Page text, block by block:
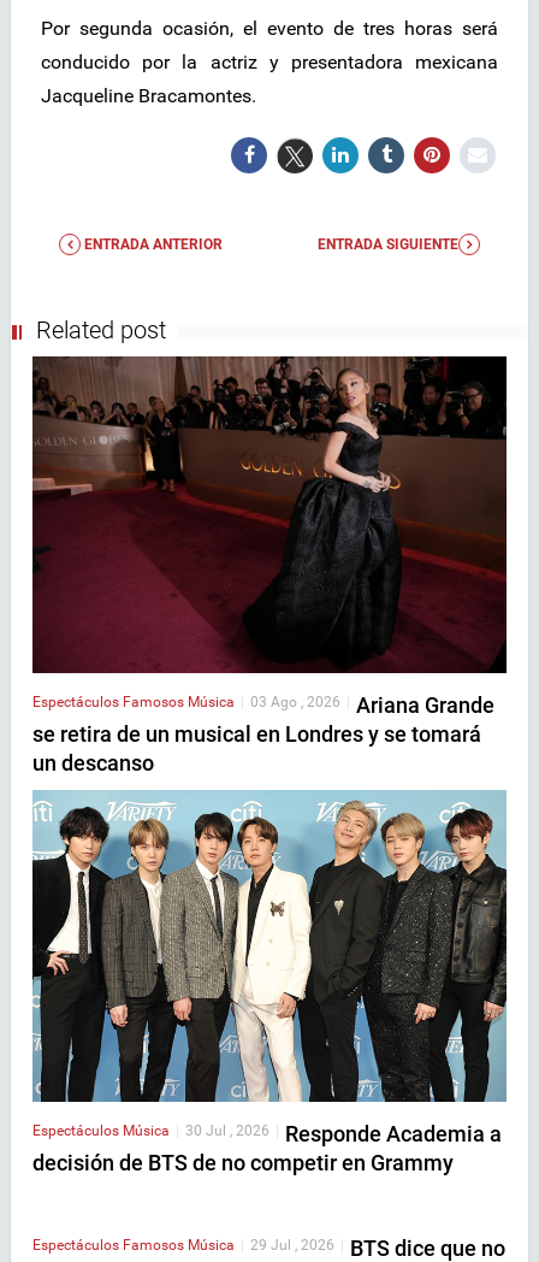
Por segunda ocasión, el evento de tres horas será
conducido por la actriz y presentadora mexicana
Jacqueline Bracamontes.
ENTRADA ANTERIOR ENTRADA SIGUIENTE
Related post
Espectáculos Famosos Música | 03 Ago , 2026 | Ariana Grande
se retira de un musical en Londres y se tomará
un descanso
Espectáculos Música 30 Jul , 2026
Responde Academia a
decisión de BTS de no competir en Grammy
Espectáculos Famosos Música | 29 Jul , 2026 | BTS dice que no